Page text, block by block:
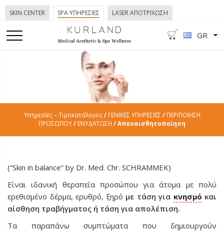
GR
SKIN CENTER SPA ΥΠΗΡΕΣΙΕΣ LASER ΑΠΟΤΡΙΧΩΣΗ
Υπηρεσίες – Τιμοκατάλογος/ ΓΕΝΙΚΕΣ ΥΠΗΡΕΣΙΕΣ / ΠΕΡΙΠΟΙΗΣΗ
ΠΡΟΣΩΠΟΥ/ ΕΝΥΔΑΤΩΣΗ / Απευαισθητοποίηση
(“Skin in balance” by Dr. Med. Chr. SCHRAMMEK)
Είναι ιδανική θεραπεία προσώπου για άτομα με πολύ
ερεθισμένο δέρμα, ερυθρό, ξηρό με τάση για κνησμό και
αίσθηση τραβήγματος ή τάση για απολέπιση.
Τα παραπάνω συμπτώματα που δημιουργούν